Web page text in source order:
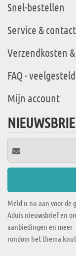
Snel-bestellen
Service & contact
Verzendkosten
FAQ -
Mijn account
Meld u nu aan voor de
Aduis nieuwsbrief en
aanbiedingen en meer
rondom het thema